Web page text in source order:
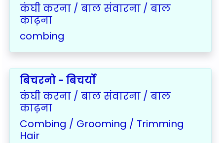
कंघी करना / बाल संवारना / बाल
काढ़ना
combing
बिचरनो - बिचर्यो
कंघी करना / बाल संवारना / बाल
काढ़ना
Combing / Grooming / Trimming
Hair